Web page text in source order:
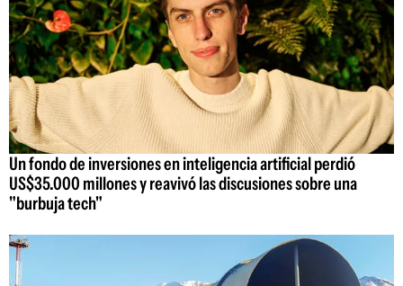
Un fondo de inversiones en inteligencia artificial perdió
US$35.000 millones y reavivó las discusiones sobre una
"burbuja tech"